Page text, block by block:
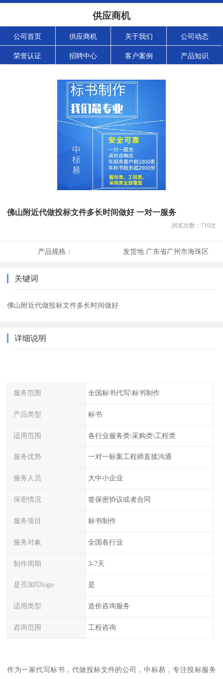
供应商机
公司首页 供应商机 关于我们 公司动态
荣誉认证 招聘中心 客户案例 产品知识
佛山附近代做投标文件多长时间做好 一对一服务
浏览次数： 710次
产品规格： 发货地:广东省广州市海珠区
关键词
佛山附近代做投标文件多长时间做好
详细说明
服务范围 全国标书代写\标书制作
产品类型 标书
适用范围 各行业服务类\采购类\工程类
服务优势 一对一标案工程师直接沟通
服务人员 大中小企业
保密情况 签保密协议或者合同
服务项目 标书制作
服务对象 全国各行业
制作周期 3-7天
是否加印logo 是
适用类型 造价咨询服务
咨询范围 工程咨询
作为一家代写标书，代做投标文件的公司，中标易，专注投标服务